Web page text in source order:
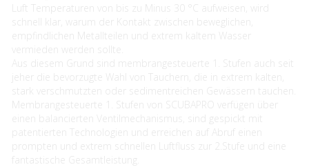
Luft Temperaturen von bis zu Minus 30 °C aufweisen, wird
schnell klar, warum der Kontakt zwischen beweglichen,
empfindlichen Metallteilen und extrem kaltem Wasser
vermieden werden sollte.
Aus diesem Grund sind membrangesteuerte 1. Stufen auch seit
jeher die bevorzugte Wahl von Tauchern, die in extrem kalten,
stark verschmutzten oder sedimentreichen Gewässern tauchen.
Membrangesteuerte 1. Stufen von SCUBAPRO verfügen über
einen balancierten Ventilmechanismus, sind gespickt mit
patentierten Technologien und erreichen auf Abruf einen
prompten und extrem schnellen Luftfluss zur 2.Stufe und eine
fantastische Gesamtleistung.